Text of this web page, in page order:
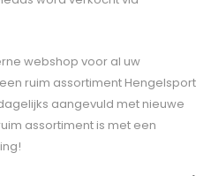
webshop voor al uw
ruim assortiment Hengelsport
aangevuld met nieuwe
assortiment is met een